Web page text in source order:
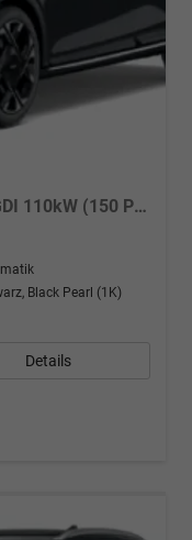
Edition MJ 2027 (Edition) 1.6 T-GDI 110kW (150 PS) 7-Gang DCT Automatikgetriebe
Black Pearl (1K)
Details